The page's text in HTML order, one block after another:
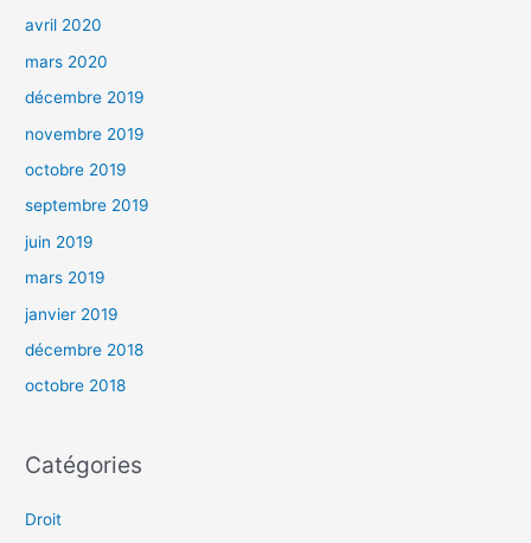
avril 2020
mars 2020
décembre 2019
novembre 2019
octobre 2019
septembre 2019
juin 2019
mars 2019
janvier 2019
décembre 2018
octobre 2018
Catégories
Droit